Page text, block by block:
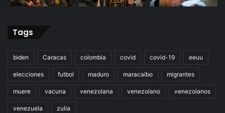
Tags
biden Caracas colombia covid covid-19 eeuu
elecciones futbol maduro maracaibo migrantes
muere vacuna venezolana venezolano venezolanos
venezuela zulia